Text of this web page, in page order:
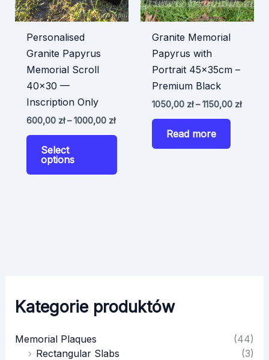
Personalised
Granite Papyrus
Memorial Scroll
40×30 —
Inscription Only
600,00 zł – 1000,00 złPrice
600,00 zł
Select
options
This
has
on
the
Granite Memorial
Papyrus with
Portrait 45x35cm –
Premium Black
1050,00 zł – 1150,00 złPrice
Read more
Kategorie produktów
Memorial Plaques
(44)
Rectangular Slabs
(3)